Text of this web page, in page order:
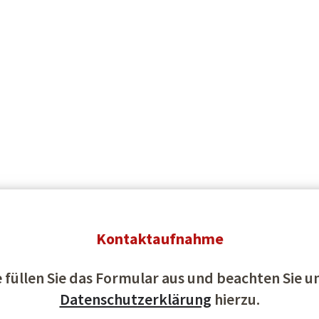
Kontaktaufnahme
Sie das Formular aus und beachten Sie
Datenschutzerklärung hierzu.